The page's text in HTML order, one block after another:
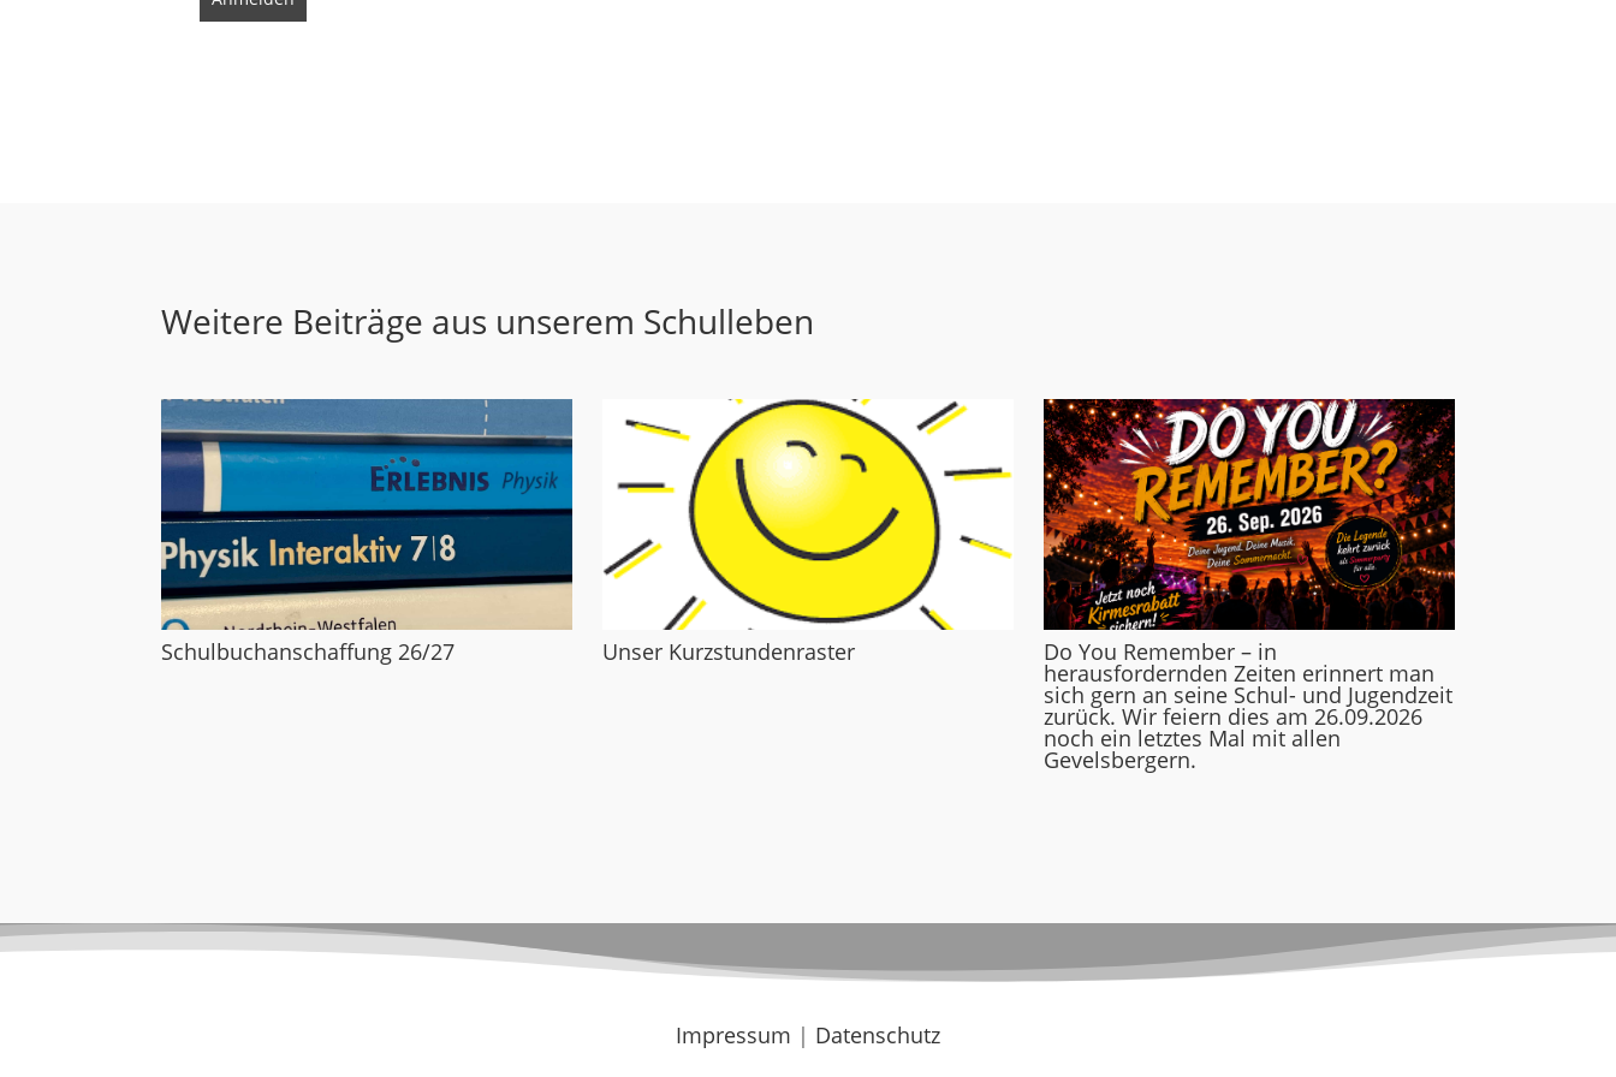
Weitere Beiträge aus unserem Schulleben
Schulbuchanschaffung 26/27 Unser Kurzstundenraster Do You Remember – in
herausfordernden Zeiten erinnert man
sich gern an seine Schul- und Jugendzeit
zurück. Wir feiern dies am 26.09.2026
noch ein letztes Mal mit allen
Gevelsbergern.
Impressum | Datenschutz